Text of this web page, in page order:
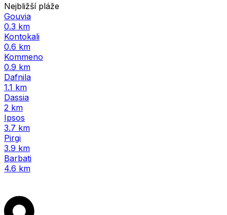
Nejbližší pláže
Gouvia
0.3 km
Kontokali
0.6 km
Kommeno
0.9 km
Dafnila
1.1 km
Dassia
2 km
Ipsos
3.7 km
Pirgi
3.9 km
Barbati
4.6 km